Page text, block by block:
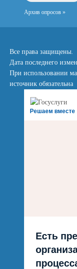
Архив опросов »
Все права защищены.
Дата последнего
При использовании
источник обязательна
Решаем вместе
Есть